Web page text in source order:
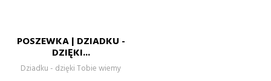
POSZEWKA | DZIADKU -
DZIĘKI...
Dziadku - dzięki Tobie wiemy